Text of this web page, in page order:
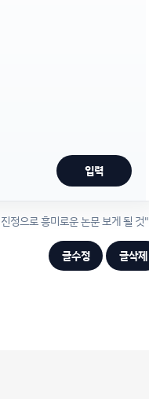
으로 흥미로운 논문 보게 될 것"
글수정 글삭제